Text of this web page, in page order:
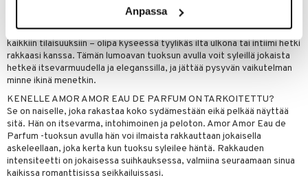
Anpassa
CACHAREL-TUOKSU KAIKKIIN TILAISUUKSIIN
Tämä tuoksu on uusi tunnus Cacharelille, kunnianosoitus rakkauden
voimalle ja kauneudelle. Amor Amor Eau de Parfum on täydellinen
kaikkiin tilaisuuksiin – olipa kyseessä tyylikäs ilta ulkona tai intiimi hetki
rakkaasi kanssa. Tämän lumoavan tuoksun avulla voit syleillä jokaista
hetkeä itsevarmuudella ja eleganssilla, ja jättää pysyvän vaikutelman
minne ikinä menetkin.
KENELLE AMOR AMOR EAU DE PARFUM ON TARKOITETTU?
Se on naiselle, joka rakastaa koko sydämestään eikä pelkää näyttää
sitä. Hän on itsevarma, intohimoinen ja peloton. Amor Amor Eau de
Parfum -tuoksun avulla hän voi ilmaista rakkauttaan jokaisella
askeleellaan, joka kerta kun tuoksu syleilee häntä. Rakkauden
intensiteetti on jokaisessa suihkauksessa, valmiina seuraamaan sinua
kaikissa romanttisissa seikkailuissasi.